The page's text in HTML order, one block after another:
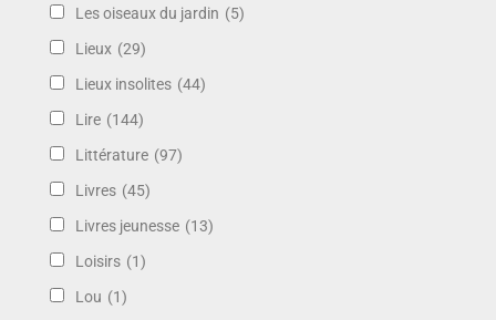
Les oiseaux du jardin (5)
Lieux (29)
Lieux insolites (44)
Lire (144)
Littérature (97)
Livres (45)
Livres jeunesse (13)
Loisirs (1)
Lou (1)